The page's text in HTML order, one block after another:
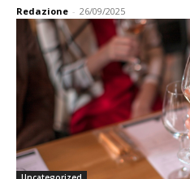
Redazione - 26/09/2025